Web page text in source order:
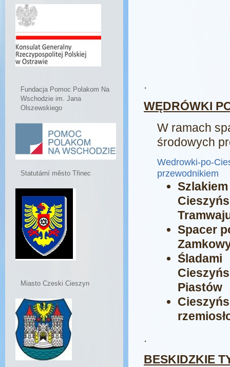
.
WĘDRÓWKI
W ramach
środowych
Wedrowki-po-
przewodnikiem
Szlakiem
Spacer
Śladami
Piastów
.
BESKIDZKIE
Fundacja Pomoc Polakom Na
Wschodzie im. Jana
Olszewskiego
Statutární město Třinec
Miasto Czeski Cieszyn